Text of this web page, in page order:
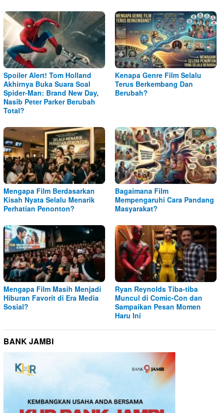
Spoiler Alert! Tom Holland
Akhirnya Buka Suara Soal
Spider-Man: Brand New Day,
Nasib Peter Parker Berubah
Total?
Kenapa Genre Film Selalu
Terus Berkembang Dan
Berubah?
Mengapa Film Berdasarkan
Kisah Nyata Selalu Menarik
Perhatian Penonton?
Bagaimana Film
Mempengaruhi Cara Pandang
Masyarakat?
Mengapa Film Masih Menjadi
Hiburan Favorit di Era Media
Sosial?
Ryan Reynolds Tiba-tiba
Muncul di Comic-Con dan
Sampaikan Pesan Momen
Haru Ini
BANK JAMBI